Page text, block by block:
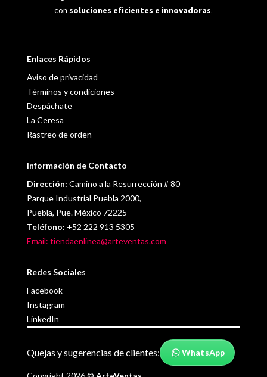
con soluciones eficientes e innovadoras.
Enlaces Rápidos
Aviso de privacidad
Términos y condiciones
Despáchate
La Ceresa
Rastreo de orden
Información de Contacto
Dirección: Camino a la Resurrección # 80
Parque Industrial Puebla 2000,
Puebla, Pue. México 72225
Teléfono: +52 222 913 5305
Email: tiendaenlinea@arteventas.com
Redes Sociales
Facebook
Instagram
LinkedIn
Quejas y sugerencias de clientes: WhatsApp